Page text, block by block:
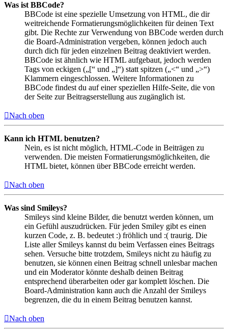
Was ist BBCode?
BBCode ist eine spezielle Umsetzung von HTML, die dir
weitreichende Formatierungsmöglichkeiten für deinen Text
gibt. Die Rechte zur Verwendung von BBCode werden durch
die Board-Administration vergeben, können jedoch auch
durch dich für jeden einzelnen Beitrag deaktiviert werden.
BBCode ist ähnlich wie HTML aufgebaut, jedoch werden
Tags von eckigen („[“ und „]“) statt spitzen („<“ und „>“)
Klammern eingeschlossen. Weitere Informationen zu
BBCode findest du auf einer speziellen Hilfe-Seite, die von
der Seite zur Beitragserstellung aus zugänglich ist.
Nach oben
Kann ich HTML benutzen?
Nein, es ist nicht möglich, HTML-Code in Beiträgen zu
verwenden. Die meisten Formatierungsmöglichkeiten, die
HTML bietet, können über BBCode erreicht werden.
Nach oben
Was sind Smileys?
Smileys sind kleine Bilder, die benutzt werden können, um
ein Gefühl auszudrücken. Für jeden Smiley gibt es einen
kurzen Code, z. B. bedeutet :) fröhlich und :( traurig. Die
Liste aller Smileys kannst du beim Verfassen eines Beitrags
sehen. Versuche bitte trotzdem, Smileys nicht zu häufig zu
benutzen, sie können einen Beitrag schnell unlesbar machen
und ein Moderator könnte deshalb deinen Beitrag
entsprechend überarbeiten oder gar komplett löschen. Die
Board-Administration kann auch die Anzahl der Smileys
begrenzen, die du in einem Beitrag benutzen kannst.
Nach oben